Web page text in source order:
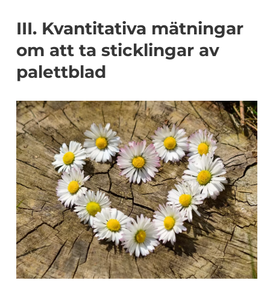
III. Kvantitativa mätningar
om att ta sticklingar av
palettblad